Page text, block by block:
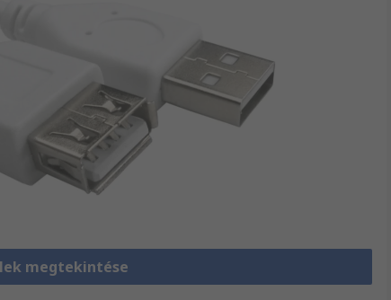
megtekintése